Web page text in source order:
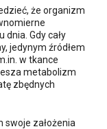
że organizm
Gdy cały
jedynym źródłem
w tkance
metabolizm
zbędnych
swoje założenia